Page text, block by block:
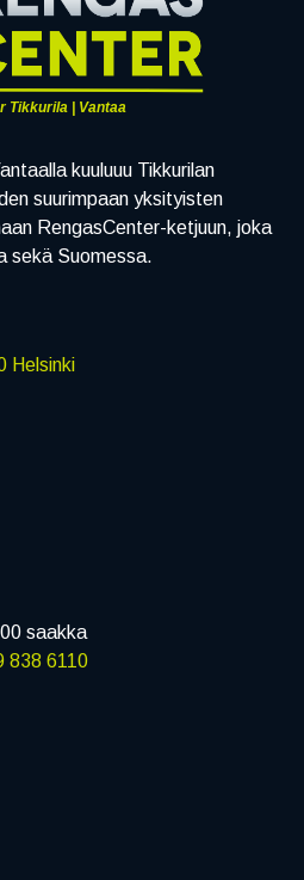
Tikkurila | Vantaa
kuuluuu Tikkurilan
suurimpaan yksityisten
RengasCenter-ketjuun, joka
sekä Suomessa.
Helsinki
saakka
838 6110